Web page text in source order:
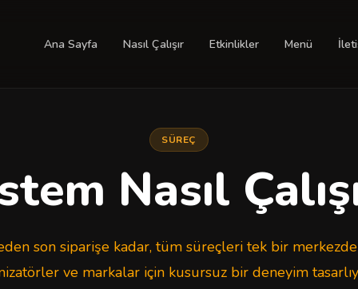
Ana Sayfa Nasıl Çalışır Etkinlikler Menü
SÜREÇ
Nasıl
son siparişe kadar, tüm süreçleri tek bir
ve markalar için kusursuz bir deneyim